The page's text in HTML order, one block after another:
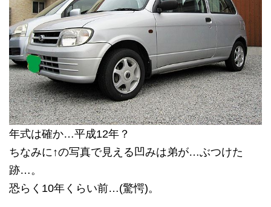
年式は確か…平成12年？
ちなみに↑の写真で見える凹みは弟が…ぶつけた
跡…。
恐らく10年くらい前…(驚愕)。